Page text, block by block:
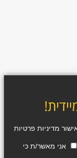
מדיניות פרטיות
אני מאשר/ת כי